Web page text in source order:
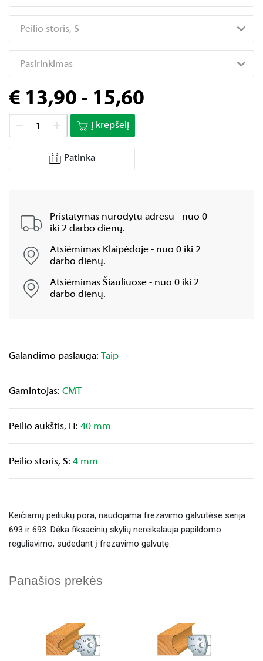
Peilio storis, S
Pasirinkimas
€ 13,90 - 15,60
Į krepšelį
Patinka
Pristatymas nurodytu adresu - nuo 0
iki 2 darbo dienų.
Atsiėmimas Klaipėdoje - nuo 0 iki 2
darbo dienų.
Atsiėmimas Šiauliuose - nuo 0 iki 2
darbo dienų.
Galandimo paslauga: Taip
Gamintojas: CMT
Peilio aukštis, H: 40 mm
Peilio storis, S: 4 mm
Keičiamų peiliukų pora, naudojama frezavimo galvutėse serija
693 ir 693. Dėka fiksacinių skylių nereikalauja papildomo
reguliavimo, sudedant į frezavimo galvutę.
Panašios prekės